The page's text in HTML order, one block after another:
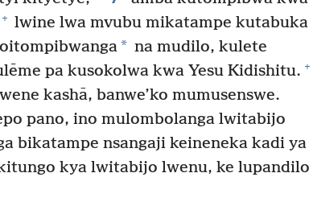
+ lwine lwa mvubu mikatampe kutabuka
* na mudilo, kulete
pa kusokolwa kwa Yesu Kidishitu. +
kashā, banwe’ko mumusenswe.
pano, ino mulombolanga lwitabijo
bikatampe nsangaji keineneka kadi ya
kya lwitabijo lwenu, ke lupandilo